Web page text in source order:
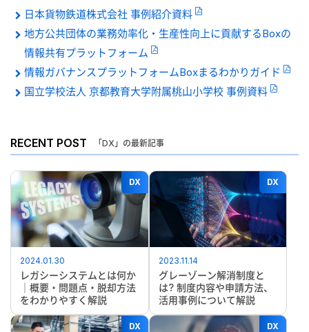
日本貨物鉄道株式会社 事例紹介資料
地方公共団体の業務効率化・生産性向上に貢献するBoxの
情報共有プラットフォーム
情報ガバナンスプラットフォームBoxまるわかりガイド
国立学校法人 京都教育大学附属桃山小学校 事例資料
RECENT POST 「DX」の最新記事
DX
2024.01.30
レガシーシステムとは何か
｜概要・問題点・脱却方法
をわかりやすく解説
DX
2023.11.14
グレーゾーン解消制度と
は? 制度内容や申請方法、
活用事例について解説
DX DX